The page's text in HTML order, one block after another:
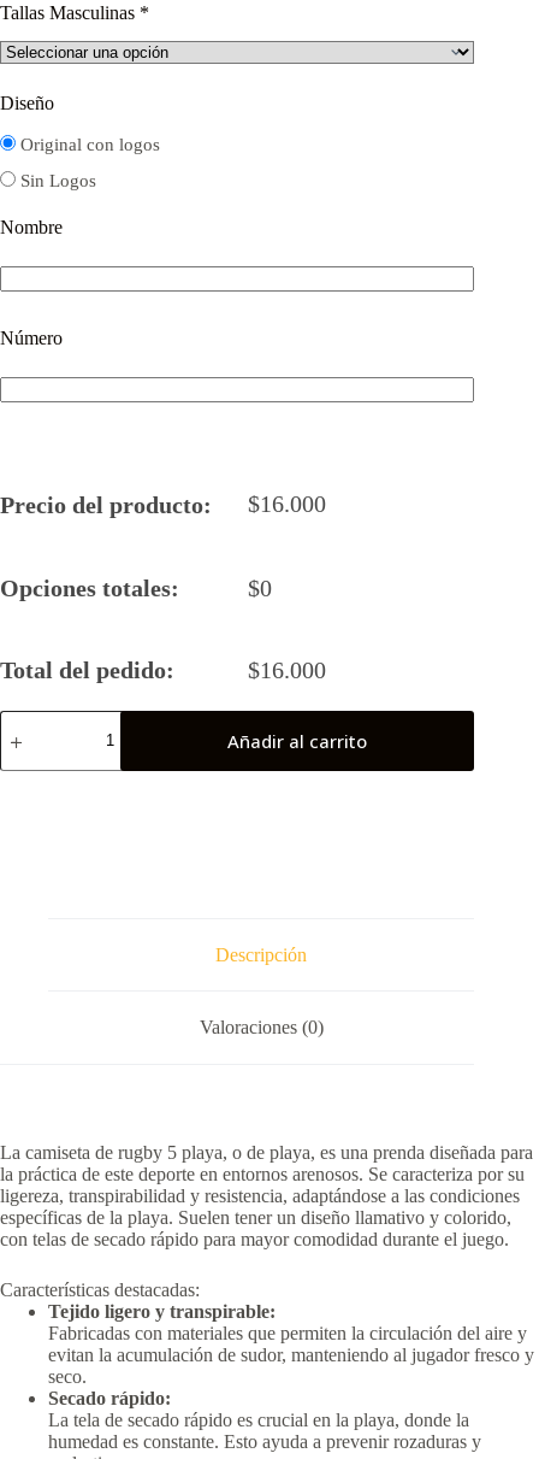
Tallas Masculinas *
Diseño
Original con logos
Sin Logos
Nombre
Número
Precio del producto: $16.000
Opciones totales: $0
Total del pedido: $16.000
Camiseta
Rugby
Añadir al carrito
Descripción
Valoraciones (0)
La camiseta de rugby 5 playa, o de playa, es una prenda diseñada para
la práctica de este deporte en entornos arenosos. Se caracteriza por su
ligereza, transpirabilidad y resistencia, adaptándose a las condiciones
específicas de la playa. Suelen tener un diseño llamativo y colorido,
con telas de secado rápido para mayor comodidad durante el juego.
Características destacadas:
Tejido ligero y transpirable:
Fabricadas con materiales que permiten la circulación del aire y
evitan la acumulación de sudor, manteniendo al jugador fresco y
seco.
Secado rápido:
La tela de secado rápido es crucial en la playa, donde la
humedad es constante. Esto ayuda a prevenir rozaduras y